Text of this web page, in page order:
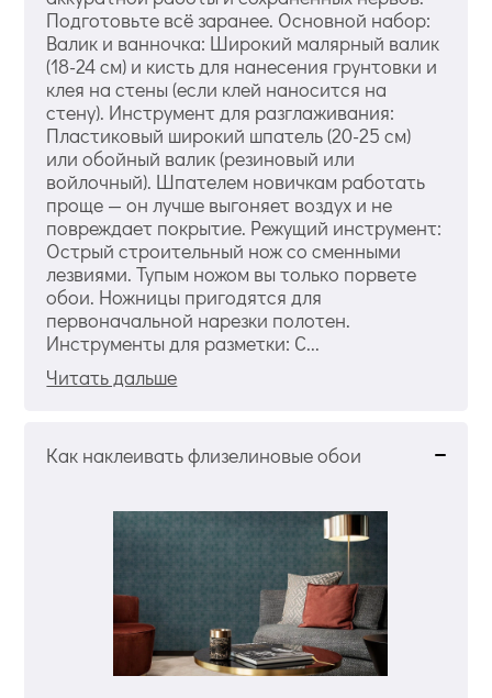
Подготовьте всё заранее. Основной набор:
Валик и ванночка: Широкий малярный валик
(18-24 см) и кисть для нанесения грунтовки и
клея на стены (если клей наносится на
стену). Инструмент для разглаживания:
Пластиковый широкий шпатель (20-25 см)
или обойный валик (резиновый или
войлочный). Шпателем новичкам работать
проще — он лучше выгоняет воздух и не
повреждает покрытие. Режущий инструмент:
Острый строительный нож со сменными
лезвиями. Тупым ножом вы только порвете
обои. Ножницы пригодятся для
первоначальной нарезки полотен.
Инструменты для разметки: С...
Читать дальше
Как наклеивать флизелиновые обои